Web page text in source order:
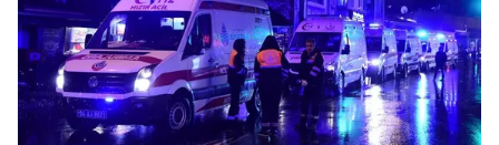
Theo dõi báo trên
Cơ quan chủ quản:Đài Truyền hình Việt Nam
Cơ quan báo chí:Thời báo VTV